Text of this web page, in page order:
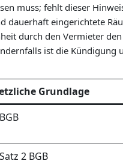
muss; fehlt dieser
eingerichtete
durch den Vermieter
ist die Kündigung
Grundlage
2 BGB